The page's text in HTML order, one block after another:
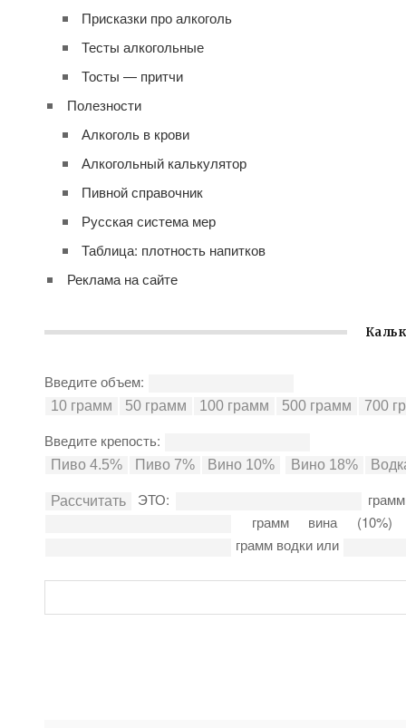
Присказки про алкоголь
Тесты алкогольные
Тосты — притчи
Полезности
Алкоголь в крови
Алкогольный калькулятор
Пивной справочник
Русская система мер
Таблица: плотность напитков
Реклама на сайте
Введите объем:
Введите крепость:
ЭТО:
грамм вина
грамм водки или